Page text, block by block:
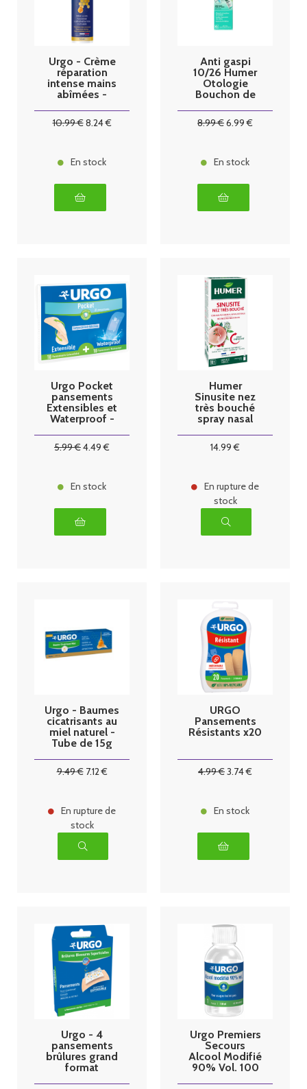
Urgo - Crème
réparation
intense mains
abîmées -
10.99€8.24€
En stock
Anti gaspi
10/26 Humer
Otologie
Bouchon de
Spray 50ml
8.99€6.99 €
En stock
Urgo Pocket
pansements
Extensibles et
Waterproof -
Pansements
5.99€4.49 €
En stock
Humer
Sinusite nez
très bouché
spray nasal
14.99 €
En rupture de
stock
Urgo - Baumes
cicatrisants au
miel naturel -
Tube de 15g
9.49€ 7.12€
En rupture de
stock
URGO
Pansements
Résistants x20
4.99€3.74€
En stock
Urgo - 4
pansements
brûlures grand
format
Urgo Premiers
Secours
Alcool Modifié
90% Vol. 100